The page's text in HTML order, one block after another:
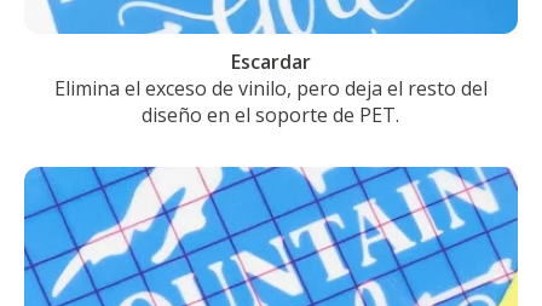
Escardar
Elimina el exceso de vinilo, pero deja el resto del
diseño en el soporte de PET.